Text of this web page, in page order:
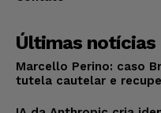
Últimas notícias
Marcello Perino: caso
tutela cautelar e